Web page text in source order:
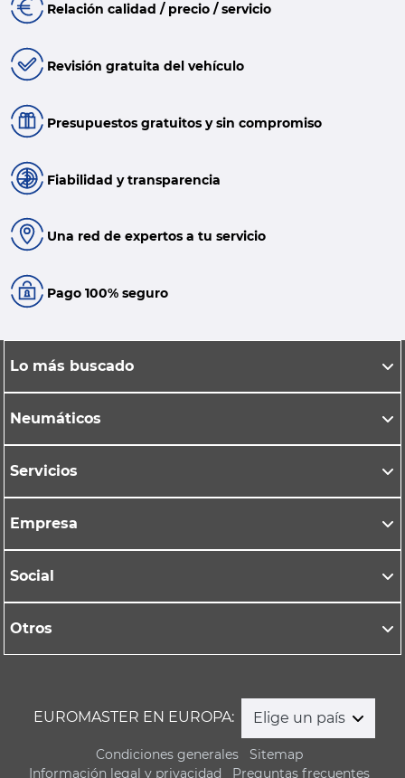
Relación calidad / precio / servicio
Revisión gratuita del vehículo
Presupuestos gratuitos y sin compromiso
Fiabilidad y transparencia
Una red de expertos a tu servicio
Pago 100% seguro
Lo más buscado
Neumáticos
Servicios
Empresa
Social
Otros
EUROMASTER EN EUROPA: Elige un país
Condiciones generales
Sitemap
Información legal y privacidad
Preguntas frecuentes